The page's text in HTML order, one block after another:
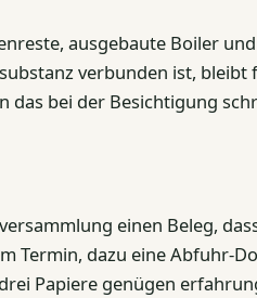
ausgebaute Boiler
verbunden ist,
das bei der Besichtigung
einen Beleg,
Termin, dazu eine Abfuhr-
Papiere genügen